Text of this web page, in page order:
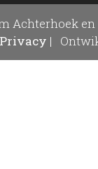
Achterhoek en
Privacy |